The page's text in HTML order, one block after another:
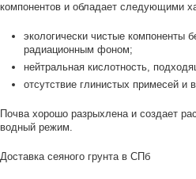
компонентов и обладает следующими
экологически чистые компоненты
радиационным фоном;
нейтральная кислотность,
отсутствие глинистых примесей и
Почва хорошо разрыхлена и создает
водный режим.
Доставка сеяного грунта в СПб